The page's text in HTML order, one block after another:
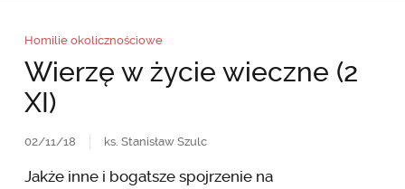
Homilie okolicznościowe
Wierzę w życie wieczne (2
XI)
02/11/18 ks. Stanisław Szulc
Jakże inne i bogatsze spojrzenie na